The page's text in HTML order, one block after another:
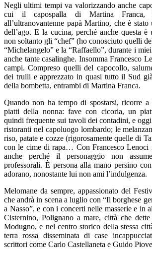
Negli ultimi tempi va valorizzando anche
cui il capospalla di Martina Franca,
all’ultranovantenne papà Martino, che è
dell’ago. E la cucina, perché anche questa è
non soltanto gli “chef” (ho conosciuto quelli
“Michelangelo” e la “Raffaello”, durante i
anche tante casalinghe. Insomma Francesco
campi. Compreso quelli del capocollo,
dei trulli e apprezzato in quasi tutto il Sud
della bombetta, entrambi di Martina Franca.
Quando non ha tempo di spostarsi, ricorre
piatti della nonna: fave con cicoria, un
quindi frequente sui tavoli dei contadini, e
ristoranti nel capoluogo lombardo; le
riso, patate e cozze (rigorosamente quelle di
con le cime di rapa… Con Francesco Lenoci
anche perché il personaggio non
professorali. È persona alla mano persino
adorano, nonostante lui non ami l’indulgenza.
Melomane da sempre, appassionato del
che andrà in scena a luglio con “Il borghese
a Nasso”, e con i concerti nelle masserie e in
Cisternino, Polignano a mare, città che
Modugno, e nel centro storico della stessa
terra rossa disseminata di case
scrittori come Carlo Castellaneta e Guido